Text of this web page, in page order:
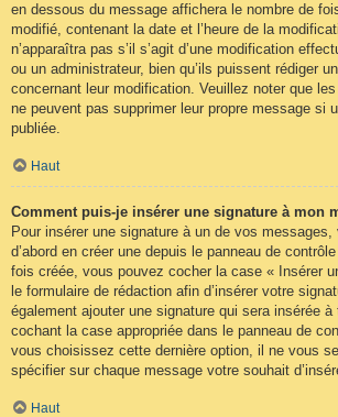
en dessous du message affichera le nombre de
modifié, contenant la date et l’heure de la
n’apparaîtra pas s’il s’agit d’une modification
ou un administrateur, bien qu’ils puissent rédiger
concernant leur modification. Veuillez noter que
ne peuvent pas supprimer leur propre message si
publiée.
Haut
Comment puis-je insérer une signature à mon
Pour insérer une signature à un de vos
d’abord en créer une depuis le panneau de
fois créée, vous pouvez cocher la case « Insérer
le formulaire de rédaction afin d’insérer votre
également ajouter une signature qui sera insérée
cochant la case appropriée dans le panneau de
vous choisissez cette dernière option, il ne vous
spécifier sur chaque message votre souhait
Haut